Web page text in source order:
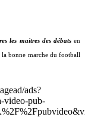
les maitres des débatsen
bonne marche du football
ads?
video-pub-